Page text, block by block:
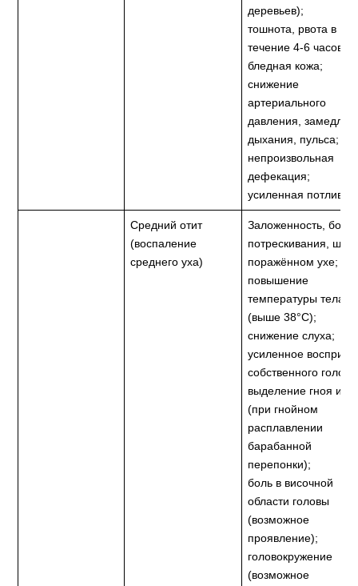
деревьев);
тошнота, рвота в
течение 4-6 часов;
бледная кожа;
снижение
артериального
давления,
дыхания, пульса;
непроизвольная
дефекация;
усиленная
Средний отит
(воспаление
среднего уха)
Заложенность, боль,
потрескивания, шум
поражённом ухе;
повышение
температуры тела
(выше 38°C);
снижение слуха;
усиленное
собственного
выделение гноя из
(при гнойном
расплавлении
барабанной
перепонки);
боль в височной
области головы
(возможное
проявление);
головокружение
(возможное